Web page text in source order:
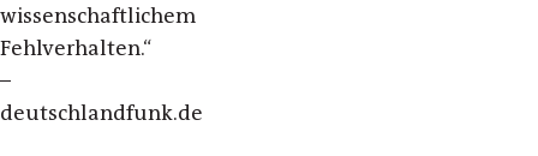
wissenschaftlichem
Fehlverhalten.“
–
deutschlandfunk.de